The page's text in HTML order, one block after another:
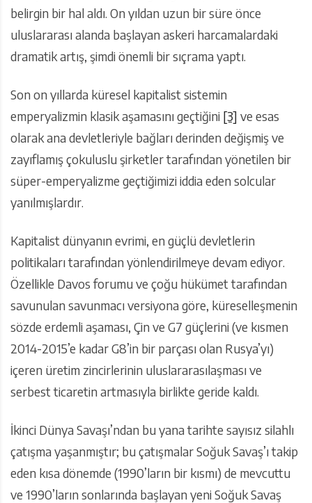
belirgin bir hal aldı. On yıldan uzun bir süre önce
uluslararası alanda başlayan askeri harcamalardaki
dramatik artış, şimdi önemli bir sıçrama yaptı.
Son on yıllarda küresel kapitalist sistemin
emperyalizmin klasik aşamasını geçtiğini [3] ve esas
olarak ana devletleriyle bağları derinden değişmiş ve
zayıflamış çokuluslu şirketler tarafından yönetilen bir
süper-emperyalizme geçtiğimizi iddia eden solcular
yanılmışlardır.
Kapitalist dünyanın evrimi, en güçlü devletlerin
politikaları tarafından yönlendirilmeye devam ediyor.
Özellikle Davos forumu ve çoğu hükümet tarafından
savunulan savunmacı versiyona göre, küreselleşmenin
sözde erdemli aşaması, Çin ve G7 güçlerini (ve kısmen
2014-2015’e kadar G8’in bir parçası olan Rusya’yı)
içeren üretim zincirlerinin uluslararasılaşması ve
serbest ticaretin artmasıyla birlikte geride kaldı.
İkinci Dünya Savaşı’ndan bu yana tarihte sayısız silahlı
çatışma yaşanmıştır; bu çatışmalar Soğuk Savaş’ı takip
eden kısa dönemde (1990’ların bir kısmı) de mevcuttu
ve 1990’ların sonlarında başlayan yeni Soğuk Savaş